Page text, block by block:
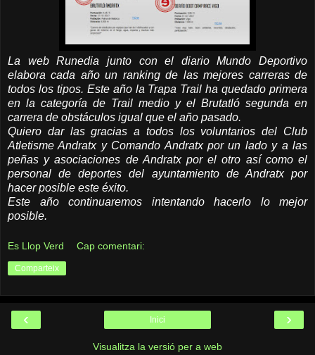
La web Runedia junto con el diario Mundo Deportivo
elabora cada año un ranking de las mejores carreras de
todos los tipos. Este año la Trapa Trail ha quedado primera
en la categoría de Trail medio y el Brutatló segunda en
carrera de obstáculos igual que el año pasado.
Quiero dar las gracias a todos los voluntarios del Club
Atletisme Andratx y Comando Andratx por un lado y a las
peñas y asociaciones de Andratx por el otro así como el
personal de deportes del ayuntamiento de Andratx por
hacer posible este éxito.
Este año continuaremos intentando hacerlo lo mejor
posible.
Es Llop Verd Cap comentari:
Comparteix
‹ ›
Inici
Visualitza la versió per a web